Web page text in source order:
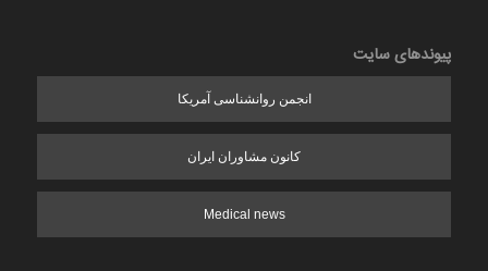
پیوندهای سایت
انجمن روانشناسی آمریکا
کانون مشاوران ایران
Medical news